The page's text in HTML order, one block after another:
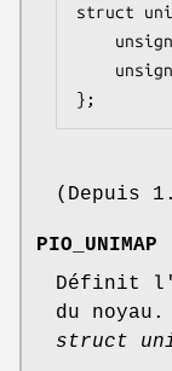
struct
};
(Depuis
PIO_UNIMAP
Définit
du noyau.
struct